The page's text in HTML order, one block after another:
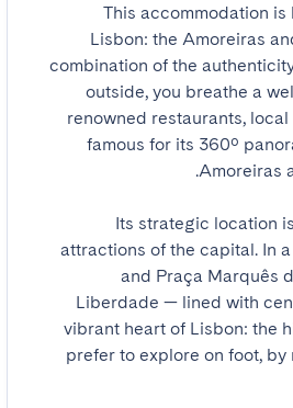
This accommodation
Lisbon: the Amoreiras
combination of the
outside, you breathe a
renowned restaurants,
famous for its 360º
Its strategic location
attractions of the capital. In
and Praça Marquês
Liberdade — lined with
vibrant heart of Lisbon: the
prefer to explore on foot, by